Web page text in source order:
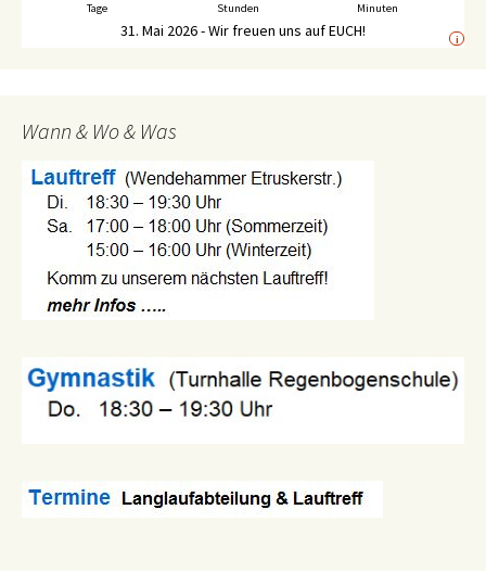
Tage Stunden Minuten
31. Mai 2026 - Wir freuen uns auf EUCH! i
Wann & Wo & Was